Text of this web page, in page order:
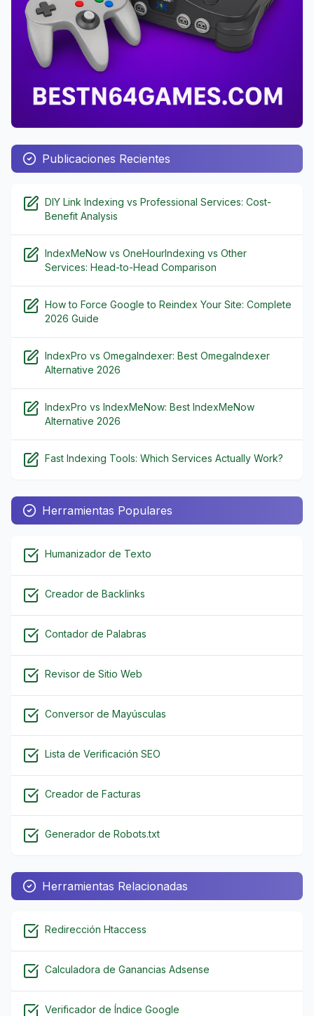
Publicaciones Recientes
DIY Link Indexing vs Professional Services: Cost-
Benefit Analysis
IndexMeNow vs OneHourIndexing vs Other
Services: Head-to-Head Comparison
How to Force Google to Reindex Your Site: Complete
2026 Guide
IndexPro vs OmegaIndexer: Best OmegaIndexer
Alternative 2026
IndexPro vs IndexMeNow: Best IndexMeNow
Alternative 2026
Fast Indexing Tools: Which Services Actually Work?
Herramientas Populares
Humanizador de Texto
Creador de Backlinks
Contador de Palabras
Revisor de Sitio Web
Conversor de Mayúsculas
Lista de Verificación SEO
Creador de Facturas
Generador de Robots.txt
Herramientas Relacionadas
Redirección Htaccess
Calculadora de Ganancias Adsense
Verificador de Índice Google